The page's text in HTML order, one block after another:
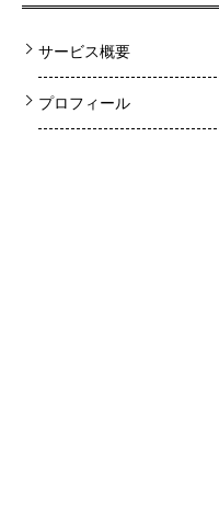
サービス概要
プロフィール